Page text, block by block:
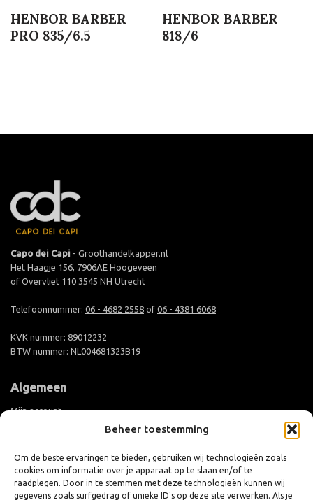
Beheer toestemming
Om de beste ervaringen te bieden, gebruiken wij technologieën zoals
cookies om informatie over je apparaat op te slaan en/of te
raadplegen. Door in te stemmen met deze technologieën kunnen wij
gegevens zoals surfgedrag of unieke ID's op deze site verwerken. Als je
HENBOR BARBER
PRO 835/6.5
HENBOR BARBER
818/6
Capo dei Capi - Groothandelkapper.nl
Het Haagje 156, 7906AE Hoogeveen
of Overvliet 110 3545 NH Utrecht
Telefoonnummer: 06 - 4682 2558 of 06 - 4381 6068
KVK nummer: 89012232
BTW nummer: NL004681323B19
Algemeen
Mijn account
Groothandel aanmelden
Levertijd en verzending
Retouren en ruilen
Algemene voorwaarden